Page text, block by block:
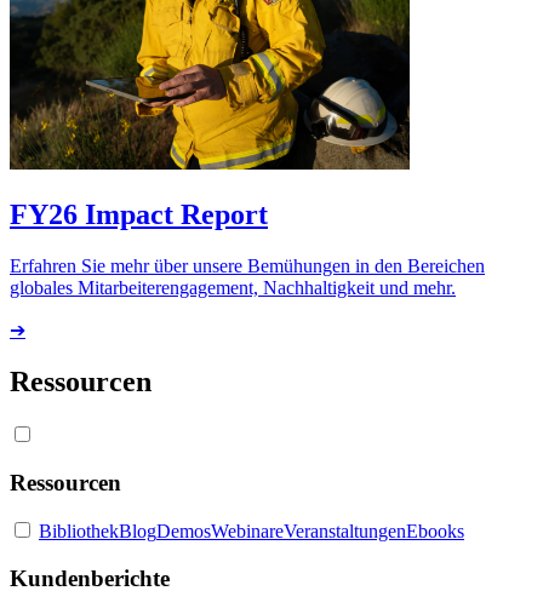
FY26 Impact Report
Erfahren Sie mehr über unsere Bemühungen in den Bereichen
globales Mitarbeiterengagement, Nachhaltigkeit und mehr.
➔
Ressourcen
Ressourcen
BibliothekBlogDemosWebinareVeranstaltungenEbooks
Kundenberichte